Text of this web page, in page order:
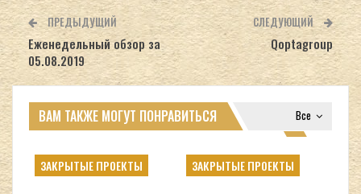
ПРЕДЫДУЩИЙ
Еженедельный обзор за
05.08.2019
СЛЕДУЮЩИЙ
Qoptagroup
Все
ВАМ ТАКЖЕ МОГУТ ПОНРАВИТЬСЯ
ЗАКРЫТЫЕ ПРОЕКТЫ ЗАКРЫТЫЕ ПРОЕКТЫ